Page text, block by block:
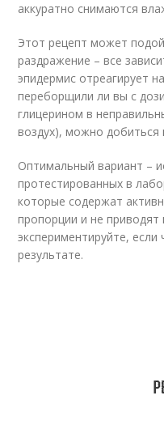
аккуратно снимаются
Этот рецепт может
раздражение – все
эпидермис отреагирует
переборщили ли вы с
глицерином в
воздух), можно добиться
Оптимальный вариант –
протестированных в
которые содержат
пропорции и не
экспериментируйте,
результате.